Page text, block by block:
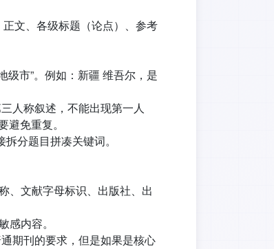
文、各级标题（论点）、参考
级市”。例如：新疆 维吾尔，是
人称叙述，不能出现第一人
避免重复。
分题目拼凑关键词。
、文献字母标识、出版社、出
内容。
期刊的要求，但是如果是核心